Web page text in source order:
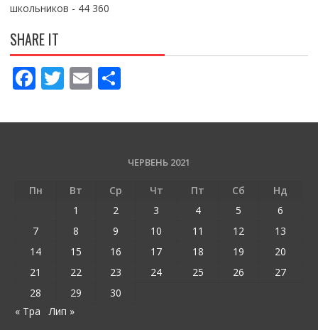
школьников - 44 360
SHARE IT
F
e
o
T
itt
E
ai
П
ді
и
т
ЧЕРВЕНЬ 2021
Пн Вт Ср Чт Пт Сб
Нд
1
2 3 4 5
6
7
8 9 10 11 12
13
14
15 16 17 18 19
20
21
22 23 24 25 26
27
28
29
30
« Тра
Лип »